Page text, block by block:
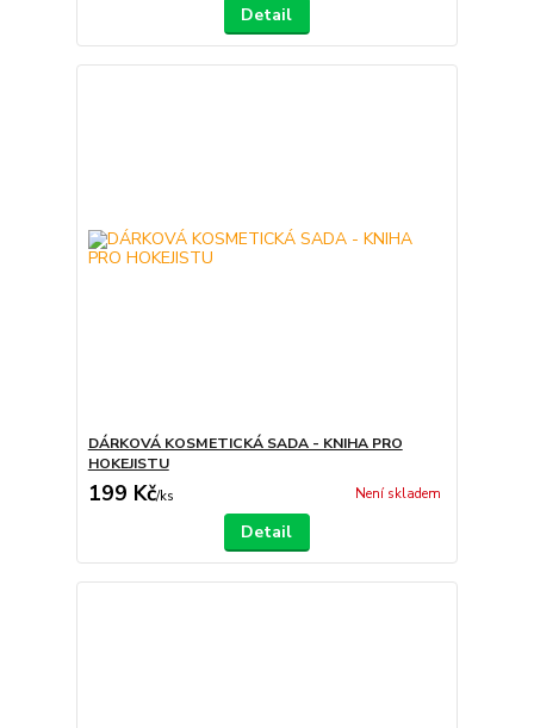
Detail
DÁRKOVÁ KOSMETICKÁ SADA - KNIHA PRO
HOKEJISTU
199 Kč/ks Není skladem
Detail